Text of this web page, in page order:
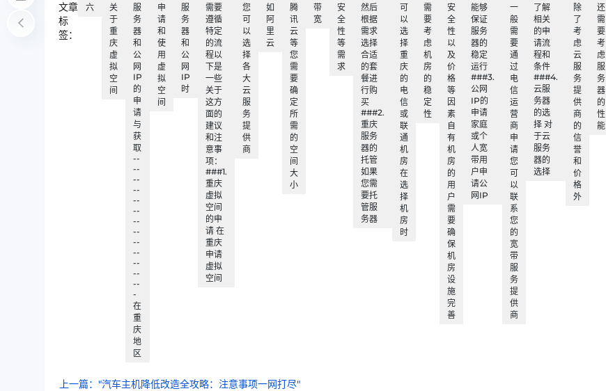
文章
标
签：
六
关
于
重
庆
虚
拟
空
间
服
务
器
和
公
网
IP
的
申
请
与
获
取
--
--
--
--
--
--
--
--
--
--
--
--
--
-
在
重
庆
地
区
申
请
和
使
用
虚
拟
空
间
服
务
器
和
公
网
IP
时
需要
遵循
特定
的流
程以
下是
一些
关于
这方
面的
建议
和注
意事
项：
###1.
重庆
虚拟
空间
的申
请 在
重庆
申请
虚拟
空间
您
可
以
选
择
各
大
云
服
务
提
供
商
如
阿
里
云
腾
讯
云
等
您
需
要
确
定
所
需
的
空
间
大
小
带
宽
安
全
性
等
需
求
然后
根据
需求
选择
合适
的套
餐进
行购
买
###2.
重庆
服务
器的
托管
如果
您需
要托
管服
务器
可
以
选
择
重
庆
的
电
信
或
联
通
机
房
在
选
择
机
房
时
需
要
考
虑
机
房
的
稳
定
性
安
全
性
以
及
价
格
等
因
素
自
有
机
房
的
用
户
需
要
确
保
机
房
设
施
完
善
能够
保证
服务
器的
稳定
运行
###3.
公网
IP的
申请
家庭
或个
人宽
带用
户申
请公
网IP
一
般
需
要
通
过
电
信
运
营
商
申
请
您
可
以
联
系
您
的
宽
带
服
务
提
供
商
了解
相关
的申
请流
程和
条件
###4.
云服
务器
的选
择 对
于云
服务
器的
选择
除
了
考
虑
云
服
务
提
供
商
的
信
誉
和
价
格
外
还
需
要
考
虑
服
务
器
的
性
能
上一篇："汽车主机降低改造全攻略：注意事项一网打尽"